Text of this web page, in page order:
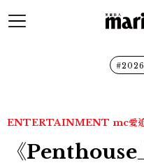
ENTERTAINMENT mc愛
《Penthouse